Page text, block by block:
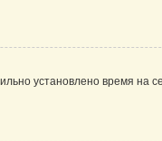
установлено время на